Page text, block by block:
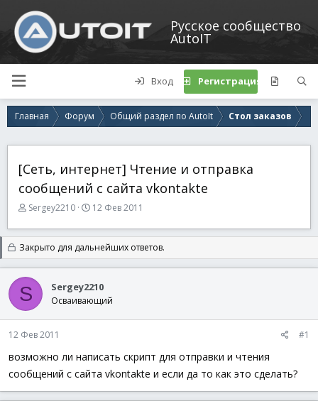
Русское сообщество
AutoIT
Вход Регистрация
Главная Форум Общий раздел по AutoIt Стол заказов
[Сеть, интернет] Чтение и отправка
сообщений с сайта vkontakte
А
т
о
р
т
м
ы
Sergey2210
Д
т
а
н
а
ч
а
а
12 Фев 2011
Закрыто для дальнейших ответов.
S Sergey2210
Осваивающий
12 Фев 2011 #1
возможно ли написать скрипт для отправки и чтения
сообщений с сайта vkontakte и если да то как это сделать?